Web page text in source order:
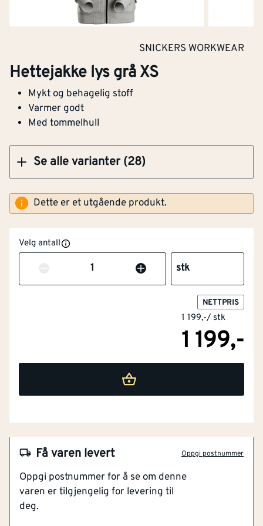
SNICKERS WORKWEAR
Hettejakke lys grå XS
Mykt og behagelig stoff
Varmer godt
Med tommelhull
Se alle varianter (28)
Klikk og hent
Dette er et utgående produkt.
Velg antall
Antall stk
NETTPRIS
1 199,-/ stk
1 199,-
Få varen levert Oppgi postnummer
Oppgi postnummer for å se om denne
varen er tilgjengelig for levering til
deg.
NOBB
60005376
Artikkelnummer 101373238
Mykt og behagelig stoff
Varmer godt
Materialvekt [g/m²] 400
Engangsversjon Nei
Materiale Blandingstekstiler
Farge Grå
Modell / utførelse